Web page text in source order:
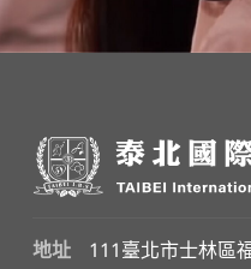
地址 111臺北市士林區